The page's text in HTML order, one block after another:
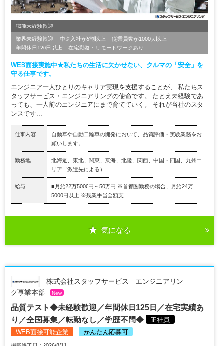
職種未経験歓迎
業界未経験歓迎 中途入社が5割以上
従業員数が1000人以上
年間休日120日以上
在宅勤務・リモートワークあり
WEB面接実施中★私たちの生活に欠かせない、クルマの「安全」を
守る仕事です。
エンジニア一人ひとりのキャリア実現を支援することが、 私たちス
タッフサービス・エンジニアリングの使命です。 たとえ未経験であ
っても、一人前のエンジニアにまで育てていく。 それが当社のスタ
ンスです...
仕事内容
自動車や自動二輪車の開発において、品質評価・実験業務をお
願いします。
勤務地
北海道、東北、関東、東海、北陸、関西、中国・四国、九州エ
リア（派遣先による）
給与
■月給22万5000円～50万円 ※首都圏勤務の場合、月給24万
5000円以上 ※残業手当全額支...
気になる
株式会社スタッフサービス エンジニアリン
グ事業本部
New
品質テスト◆未経験歓迎／年間休日125日／在宅実績あ
り／全国募集／転勤なし／学歴不問◆
正社員
WEB面接可能企業
かんたん応募可